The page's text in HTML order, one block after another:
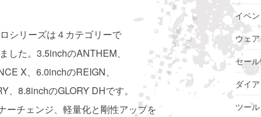
シリーズは４カテゴリーで
した。3.5inchのANTHEM、
X、6.0inchのREIGN、
8.8inchのGLORY DHです。
ーチェンジ、軽量化と剛性アップを
イベン
ウェア
セー
ダイ
ツール